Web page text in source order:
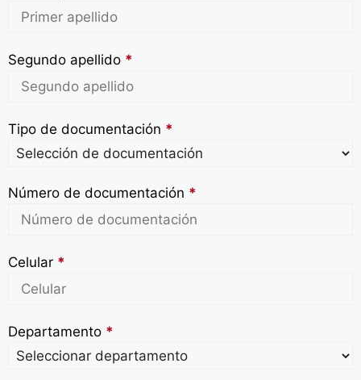
Segundo apellido *
Tipo de documentación *
Número de documentación *
Celular *
Departamento *